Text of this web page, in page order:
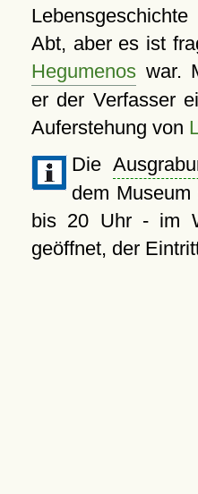
Abt, aber es ist
Hegumenoswar.
er der Verfasser
Auferstehung von
Die
dem
bis 20 Uhr - im
geöffnet, der